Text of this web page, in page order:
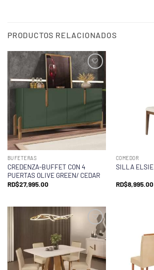
PRODUCTOS RELACIONADOS
BUFETERAS
CREDENZA-BUFFET CON 4
PUERTAS OLIVE GREEN/ CEDAR
RD$27,995.00
COMEDOR
SILLA ELSIE
RD$8,995.00